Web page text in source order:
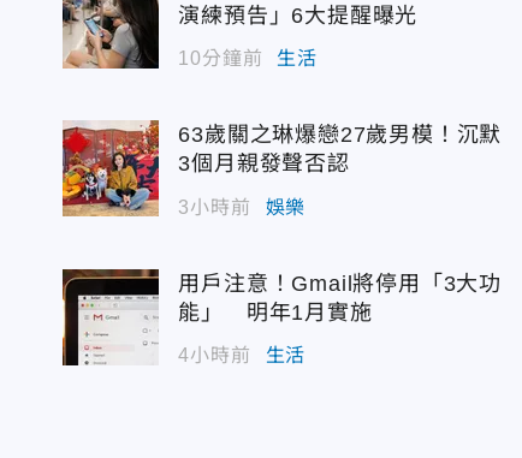
演練預告」6大提醒曝光
10分鐘前 生活
63歲關之琳爆戀27歲男模！沉默
3個月親發聲否認
3小時前 娛樂
用戶注意！Gmail將停用「3大功
能」 明年1月實施
4小時前 生活